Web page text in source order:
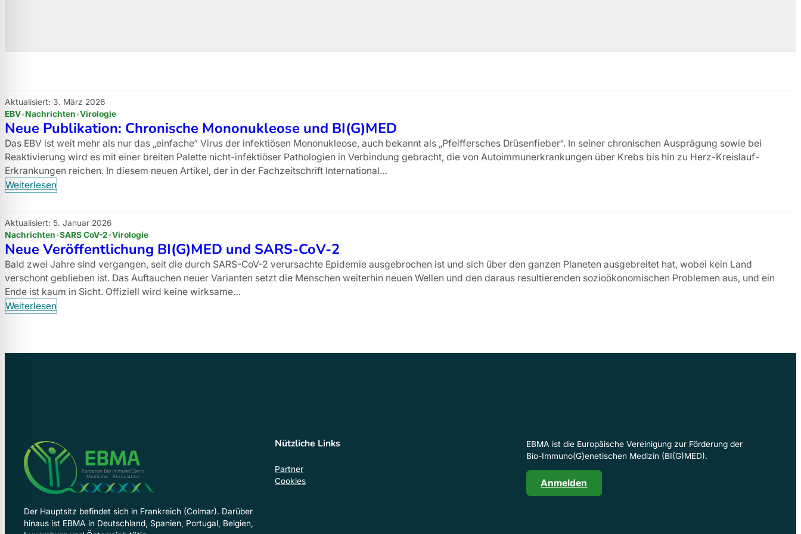
Aktualisiert: 3. März 2026
EBV Nachrichten Virologie
Neue Publikation: Chronische Mononukleose und BI(G)MED
Das EBV ist weit mehr als nur das „einfache“ Virus der infektiösen Mononukleose, auch bekannt als „Pfeiffersches Drüsenfieber“. In seiner chronischen Ausprägung sowie bei
Reaktivierung wird es mit einer breiten Palette nicht-infektiöser Pathologien in Verbindung gebracht, die von Autoimmunerkrankungen über Krebs bis hin zu Herz-Kreislauf-
Erkrankungen reichen. In diesem neuen Artikel, der in der Fachzeitschrift International…
Weiterlesen
Aktualisiert: 5. Januar 2026
Nachrichten SARS CoV-2 Virologie
Neue Veröffentlichung BI(G)MED und SARS-CoV-2
Bald zwei Jahre sind vergangen, seit die durch SARS-CoV-2 verursachte Epidemie ausgebrochen ist und sich über den ganzen Planeten ausgebreitet hat, wobei kein Land
verschont geblieben ist. Das Auftauchen neuer Varianten setzt die Menschen weiterhin neuen Wellen und den daraus resultierenden sozioökonomischen Problemen aus, und ein
Ende ist kaum in Sicht. Offiziell wird keine wirksame…
Weiterlesen
Der Hauptsitz befindet sich in Frankreich (Colmar). Darüber
hinaus ist EBMA in Deutschland, Spanien, Portugal, Belgien,
Nützliche Links
Partner
Cookies
EBMA ist die Europäische Vereinigung zur Förderung der
Bio-Immuno(G)enetischen Medizin (BI(G)MED).
Anmelden